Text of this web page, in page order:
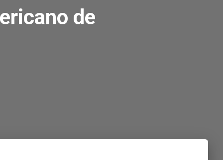
de